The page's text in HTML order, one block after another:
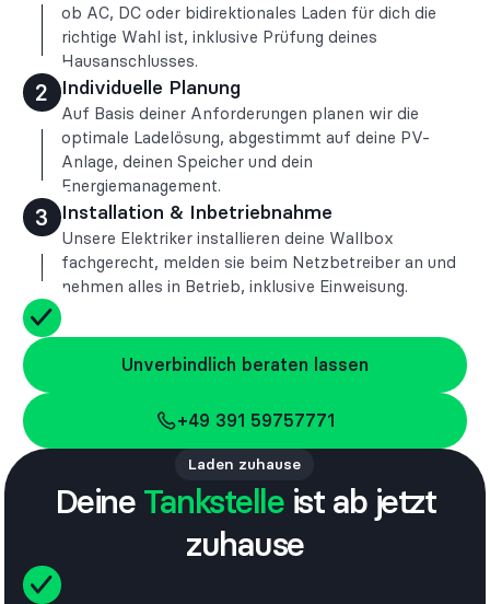
ob AC, DC oder bidirektionales Laden für dich die
richtige Wahl ist, inklusive Prüfung deines
Hausanschlusses.
2 Individuelle Planung
Auf Basis deiner Anforderungen planen wir die
optimale Ladelösung, abgestimmt auf deine PV-
Anlage, deinen Speicher und dein
Energiemanagement.
3 Installation & Inbetriebnahme
Unsere Elektriker installieren deine Wallbox
fachgerecht, melden sie beim Netzbetreiber an und
nehmen alles in Betrieb, inklusive Einweisung.
Unverbindlich beraten lassen
Unverbindlich beraten lassen
+49 391 59757771
+49 391 59757771
Laden zuhause
Deine Tankstelleist ab jetzt
zuhause